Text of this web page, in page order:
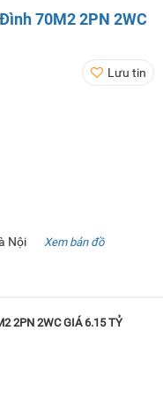
70M2 2PN 2WC
Lưu tin
Nội Xem bản đồ
2PN 2WC GIÁ 6.15 TỶ